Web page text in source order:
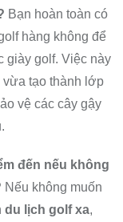
Bạn hoàn toàn có
hàng không để
giày golf. Việc này
tạo thành lớp
vệ các cây gậy
đến nếu không
Nếu không muốn
du lịch golf xa,